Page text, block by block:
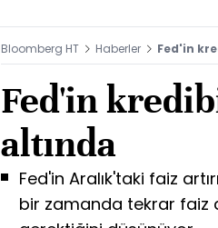
Bloomberg HT Haberler Fed'in
Fed'in
altında
Fed'in Aralık'taki faiz
bir zamanda tekrar faiz